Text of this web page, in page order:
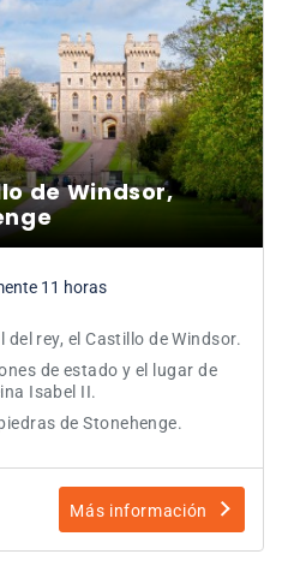
de Windsor,
11 horas
rey, el Castillo de Windsor.
de estado y el lugar de
Isabel II.
de Stonehenge.
Más información